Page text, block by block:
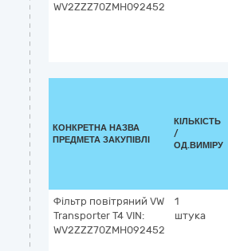
WV2ZZZ70ZMH092452
КОНКРЕТНА НАЗВА
ПРЕДМЕТА ЗАКУПІВЛІ
КІЛЬКІСТЬ
/
ОД.ВИМІРУ
Фільтр повітряний VW
Transporter T4 VIN:
WV2ZZZ70ZMH092452
1
штука